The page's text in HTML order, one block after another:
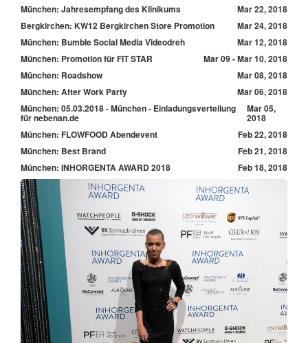
München: Jahresempfang des Klinikums
Mar 22, 2018
Bergkirchen: KW12 Bergkirchen Store Promotion
Mar 24, 2018
München: Bumble Social Media Videodreh
Mar 12, 2018
München: Promotion für FIT STAR
Mar 09 - Mar 10, 2018
München: Roadshow
Mar 08, 2018
München: After Work Party
Mar 06, 2018
München: 05.03.2018 - München - Einladungsverteilung
für nebenan.de
Mar 05,
2018
München: FLOWFOOD Abendevent
Feb 22, 2018
München: Best Brand
Feb 21, 2018
München: INHORGENTA AWARD 2018
Feb 18, 2018